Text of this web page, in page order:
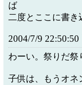
ば
二度とここに書き
2004/7/9 22:50:50
わーい。祭りだ祭
子供は、もうオネ